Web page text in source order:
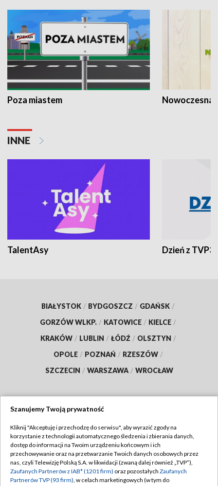
Poza miastem Nowoczesna
INNE
TalentAsy Dzień z TVP3
BIAŁYSTOK / BYDGOSZCZ / GDAŃSK /
GORZÓW WLKP. / KATOWICE / KIELCE /
KRAKÓW / LUBLIN / ŁÓDŹ / OLSZTYN /
OPOLE / POZNAŃ / RZESZÓW /
SZCZECIN / WARSZAWA / WROCŁAW
TVP
Abonament TVP
Emisja w TVP
Regulamin TVP
Polityka prywatności
Szanujemy Twoją prywatność
Kliknij "Akceptuję i przechodzę do serwisu", aby wyrazić zgody na
korzystanie z technologii automatycznego śledzenia i zbierania danych,
dostęp do informacji na Twoim urządzeniu końcowym i ich
przechowywanie oraz na przetwarzanie Twoich danych osobowych przez
nas, czyli Telewizję Polską S.A. w likwidacji (zwaną dalej również „TVP”),
Zaufanych Partnerów z IAB* (1201 firm) oraz pozostałych Zaufanych
Partnerów TVP (93 firm), w celach marketingowych (w tym do